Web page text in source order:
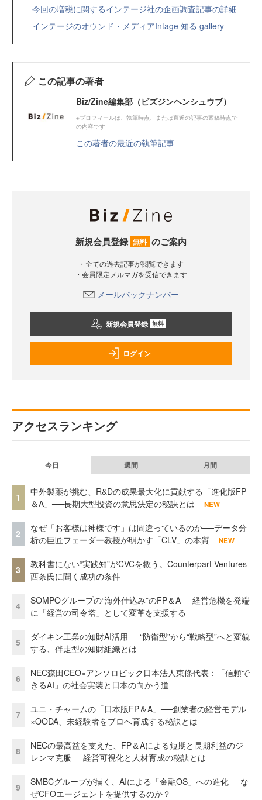
今回の増税に関するインテージ社の企画調査記事の詳細
インテージのオウンド・メディアIntage 知る gallery
この記事の著者
Biz/Zine編集部（ビズジンヘンシュウブ）
※プロフィールは、執筆時点、または直近の記事の寄稿時点で
の内容です
この著者の最近の執筆記事
新規会員登録 無料 のご案内
・全ての過去記事が閲覧できます
・会員限定メルマガを受信できます
メールバックナンバー
新規会員登録 無料
ログイン
アクセスランキング
今日 週間 月間
1
中外製薬が挑む、R&Dの成果最大化に貢献する「進化版FP
＆A」──長期大型投資の意思決定の秘訣とは
NEW
2
なぜ「お客様は神様です」は間違っているのか──データ分
析の巨匠フェーダー教授が明かす「CLV」の本質
NEW
3
教科書にない“実践知”がCVCを救う。Counterpart Ventures
西条氏に聞く成功の条件
4
SOMPOグループの“海外仕込み”のFP＆A──経営危機を発端
に「経営の司令塔」として変革を支援する
5
ダイキン工業の知財AI活用──“防衛型”から“戦略型”へと変貌
する、伴走型の知財組織とは
6
NEC森田CEO×アンソロピック日本法人東條代表：「信頼で
きるAI」の社会実装と日本の向かう道
7
ユニ・チャームの「日本版FP＆A」──創業者の経営モデル
×OODA、未経験者をプロへ育成する秘訣とは
8
NECの最高益を支えた、FP＆Aによる短期と長期利益のジ
レンマ克服──経営可視化と人材育成の秘訣とは
9
SMBCグループが描く、AIによる「金融OS」への進化──な
ぜCFOエージェントを提供するのか？